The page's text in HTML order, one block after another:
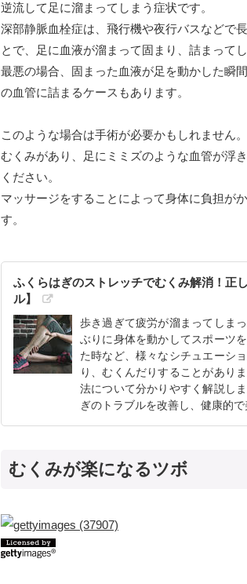
逆流して足に溜まってしまう症状です。
深部静脈血栓症は、飛行機や夜行バスなどで
とで、足に血液が溜まって固まり、詰まって
最悪の場合、固まった血液が足を動かした瞬
の血管に詰まるケースもあります。
このような場合は手術が必要かもしれません
むくみがあり、足にミミズのような血管が浮
ください。
マッサージをすることによって身体に負担が
す。
ふくらはぎのストレッチでむくみ解消！正
ル】
歩き過ぎて疲労が溜まってしま
ぶりに身体を動かしてスポーツ
た時など、様々なシチュエーシ
り、むくんだりすることがあり
法について分かりやすく解説し
ぎのトラブルを改善し、健康的
むくみが楽になるツボ